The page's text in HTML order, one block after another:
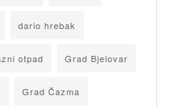
dario hrebak
otpad Grad Bjelovar
Grad Čazma